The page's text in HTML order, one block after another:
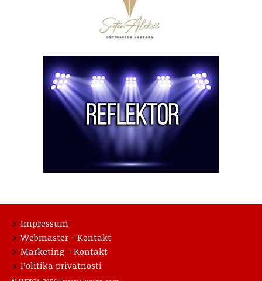
Impressum
Webmaster - Kontakt
Marketing - Kontakt
Politika privatnosti